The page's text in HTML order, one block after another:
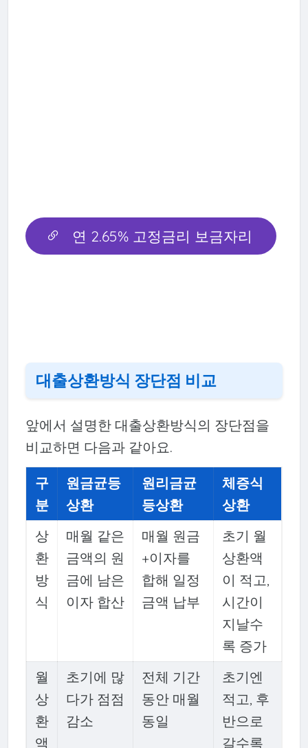
연 2.65% 고정금리 보금자리
대출상환방식 장단점 비교
앞에서 설명한 대출상환방식의 장단점을
비교하면 다음과 같아요.
구
분
원금균등
상환
원리금균
등상환
체증식
상환
상
환
방
식
매월 같은
금액의 원
금에 남은
이자 합산
매월 원금
+이자를
합해 일정
금액 납부
초기 월
상환액
이 적고,
시간이
지날수
록 증가
월
상
환
액
초기에 많
다가 점점
감소
전체 기간
동안 매월
동일
초기엔
적고, 후
반으로
갈수록